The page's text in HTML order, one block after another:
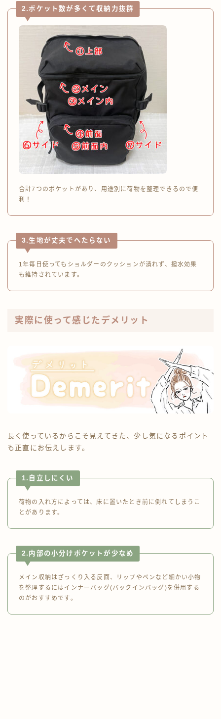
2.ポケット数が多くて収納力抜群
合計7つのポケットがあり、用途別に荷物を整理できるので便
利！
3.生地が丈夫でへたらない
1年毎日使ってもショルダーのクッションが潰れず、撥水効果
も維持されています。
実際に使って感じたデメリット
長く使っているからこそ見えてきた、少し気になるポイント
も正直にお伝えします。
1.自立しにくい
荷物の入れ方によっては、床に置いたとき前に倒れてしまうこ
とがあります。
2.内部の小分けポケットが少なめ
メイン収納はざっくり入る反面、リップやペンなど細かい小物
を整理するにはインナーバッグ(バックインバッグ)を併用する
のがおすすめです。